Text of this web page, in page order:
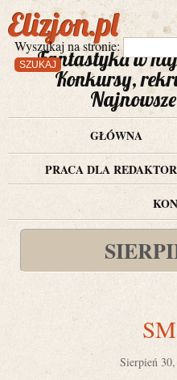
Wyszukaj na stronie:
Elizjon.pl
Fantastyka w
Konkursy,
GŁÓWNA
PRACA DLA
Sierpień